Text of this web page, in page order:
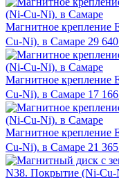
Магнитное крепление
Cu-Ni). в Самаре 29
Магнитное крепление
Cu-Ni). в Самаре 17
Магнитное крепление
Cu-Ni). в Самаре 21